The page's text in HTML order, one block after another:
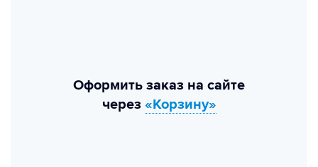
Оформить заказ на сайте
через «Корзину»